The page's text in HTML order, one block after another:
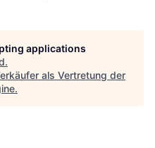
applications
.
als Vertretung der
.